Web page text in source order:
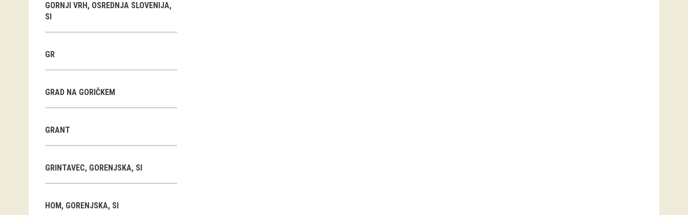
GORNJI VRH, OSREDNJA SLOVENIJA,
SI
GR
GRAD NA GORIČKEM
GRANT
GRINTAVEC, GORENJSKA, SI
HOM, GORENJSKA, SI